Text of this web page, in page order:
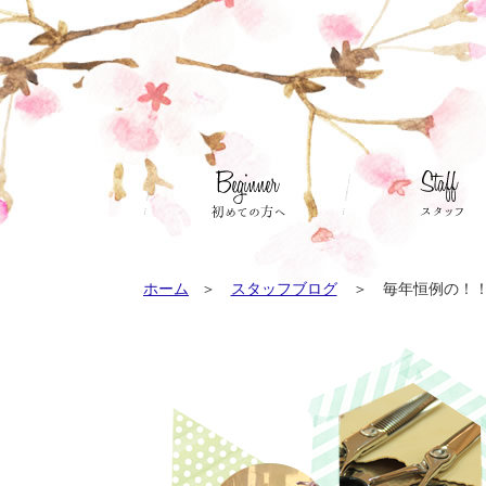
ホーム スタッフブログ 毎年恒例の！